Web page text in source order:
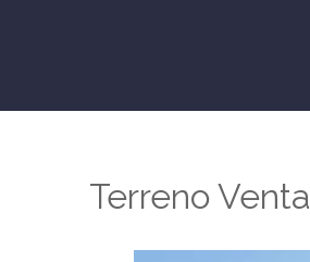
Terreno Venta